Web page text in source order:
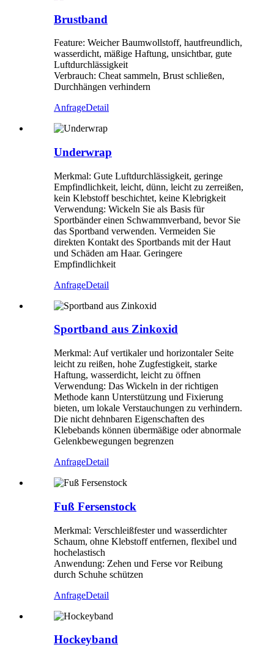
Brustband
Feature: Weicher Baumwollstoff, hautfreundlich,
wasserdicht, mäßige Haftung, unsichtbar, gute
Luftdurchlässigkeit
Verbrauch: Cheat sammeln, Brust schließen,
Durchhängen verhindern
AnfrageDetail
Underwrap
Merkmal: Gute Luftdurchlässigkeit, geringe
Empfindlichkeit, leicht, dünn, leicht zu zerreißen,
kein Klebstoff beschichtet, keine Klebrigkeit
Verwendung: Wickeln Sie als Basis für
Sportbänder einen Schwammverband, bevor Sie
das Sportband verwenden. Vermeiden Sie
direkten Kontakt des Sportbands mit der Haut
und Schäden am Haar. Geringere
Empfindlichkeit
AnfrageDetail
Sportband aus Zinkoxid
Merkmal: Auf vertikaler und horizontaler Seite
leicht zu reißen, hohe Zugfestigkeit, starke
Haftung, wasserdicht, leicht zu öffnen
Verwendung: Das Wickeln in der richtigen
Methode kann Unterstützung und Fixierung
bieten, um lokale Verstauchungen zu verhindern.
Die nicht dehnbaren Eigenschaften des
Klebebands können übermäßige oder abnormale
Gelenkbewegungen begrenzen
AnfrageDetail
Fuß Fersenstock
Merkmal: Verschleißfester und wasserdichter
Schaum, ohne Klebstoff entfernen, flexibel und
hochelastisch
Anwendung: Zehen und Ferse vor Reibung
durch Schuhe schützen
AnfrageDetail
Hockeyband